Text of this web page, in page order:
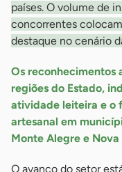
países. O volume de
concorrentes
destaque no cenário
Os reconhecimentos
regiões do Estado,
atividade leiteira e o
artesanal em
Monte Alegre e Nova
O avanço do setor